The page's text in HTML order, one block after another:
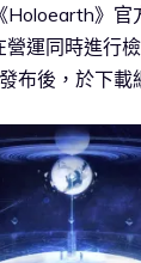
Holoearth》
運同時進行
布後，於下載